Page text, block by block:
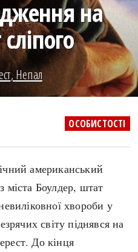
search
ПОДКАСТИ
КРУГЛІ ДАТИ
ПРЯМА МОВА
МОЯ ІСТОРІЯ
на
, Непал
ОСОБИСТОСТІ
американський
міста Боулдер, штат
хвороби у
світу піднявся на
До кінця